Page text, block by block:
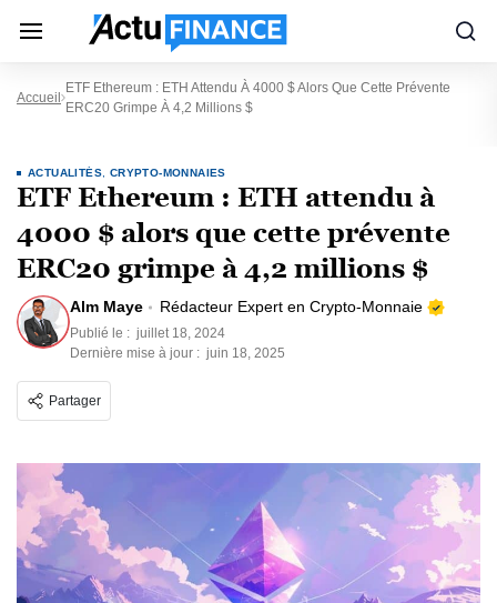
Accueil
ETF Ethereum : ETH Attendu À 4000 $ Alors Que Cette Prévente
ERC20 Grimpe À 4,2 Millions $
ACTUALITÉS CRYPTO-MONNAIES
ETF Ethereum : ETH attendu à
4000 $ alors que cette prévente
ERC20 grimpe à 4,2 millions $
Alm Maye Rédacteur Expert en Crypto-Monnaie
Publié le : juillet 18, 2024
Dernière mise à jour : juin 18, 2025
Partager